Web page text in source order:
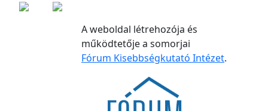
A weboldal létrehozója és
működtetője a somorjai
Fórum Kisebbségkutató Intézet.